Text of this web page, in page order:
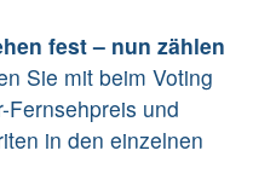
fest – nun zählen
Sie mit beim Voting
Fernsehpreis und
in den einzelnen